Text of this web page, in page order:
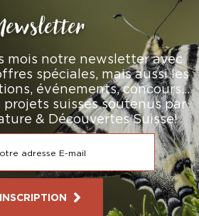
mois notre newsletter avec
spéciales, mais aussi les
événements, concours…
projets suisses soutenus par
& Découvertes Suisse!
INSCRIPTION